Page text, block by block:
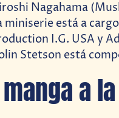
Nagahama
miniserie está a
I.G. USA y
Stetson está
a